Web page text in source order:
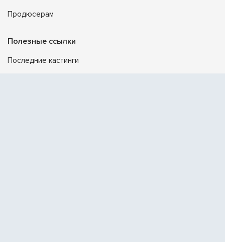
Продюсерам
Полезные ссылки
Последние кастинги